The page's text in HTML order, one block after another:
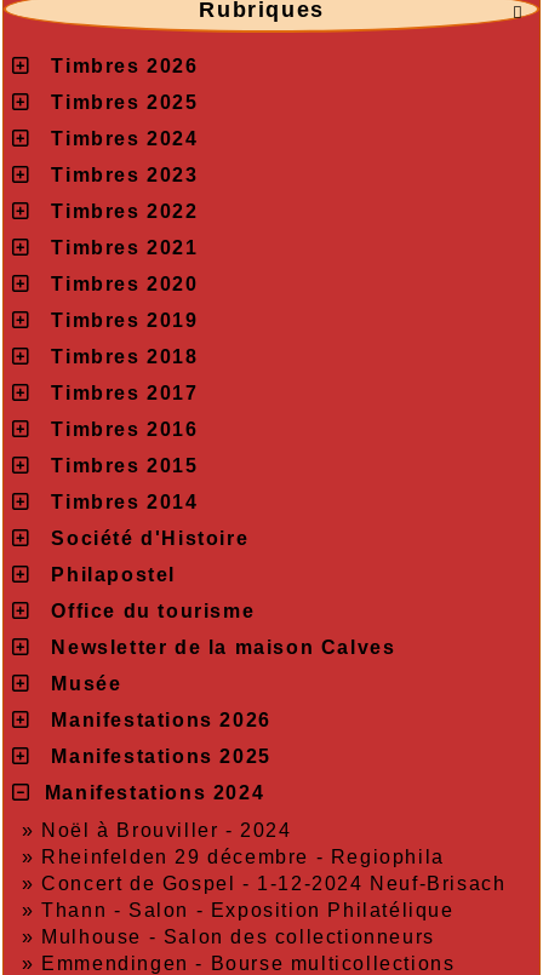

Rubriques
Timbres 2026
Timbres 2025
Timbres 2024
Timbres 2023
Timbres 2022
Timbres 2021
Timbres 2020
Timbres 2019
Timbres 2018
Timbres 2017
Timbres 2016
Timbres 2015
Timbres 2014
Société d'Histoire
Philapostel
Office du tourisme
Newsletter de la maison Calves
Musée
Manifestations 2026
Manifestations 2025
Manifestations 2024
» Noël à Brouviller - 2024
» Rheinfelden 29 décembre - Regiophila
»Concert de Gospel - 1-12-2024 Neuf-Brisach
»Thann - Salon - Exposition Philatélique
» Mulhouse - Salon des collectionneurs
» Emmendingen - Bourse multicollections